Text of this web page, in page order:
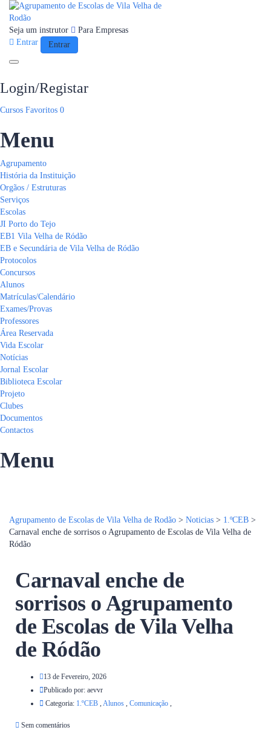
Seja um instrutor
Para Empresas
Entrar
Entrar
Login/Registar
Cursos Favoritos 0
Menu
Agrupamento
História da Instituição
Orgãos / Estruturas
Serviços
Escolas
JI Porto do Tejo
EB1 Vila Velha de Ródão
EB e Secundária de Vila Velha de Ródão
Protocolos
Concursos
Alunos
Matrículas/Calendário
Exames/Provas
Professores
Área Reservada
Vida Escolar
Notícias
Jornal Escolar
Biblioteca Escolar
Projeto
Clubes
Documentos
Contactos
Menu
Agrupamento de Escolas de Vila Velha de Rodão > Noticias > 1.ºCEB >
Carnaval enche de sorrisos o Agrupamento de Escolas de Vila Velha de
Ródão
Carnaval enche de
sorrisos o Agrupamento
de Escolas de Vila Velha
de Ródão
13 de Fevereiro, 2026
Publicado por: aevvr
Categoria: 1.ºCEB , Alunos , Comunicação ,
Sem comentários